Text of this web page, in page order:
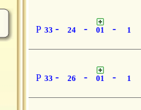
P 33 - 24 - 01 - 1
P 33 - 26 - 01 - 1